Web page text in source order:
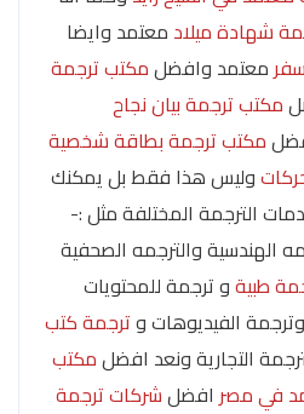
شهادة ميلاد معتمد وايضا
معتمد وافضلمكتب ترجمة
مكتب ترجمة بيان نجاح
مكتب ترجمة بطاقة شخصية
وليس هذا فقط بل يمكنك
الترجمة المختلفة مثل :-
الهندسية والترجمه الصحفية
طبيةو ترجمة للمحتويات
وترجمة الفيديوهات وترجمة كتب
التجارية ونعد افضلمكتب
في مصر افضلشركات ترجمة